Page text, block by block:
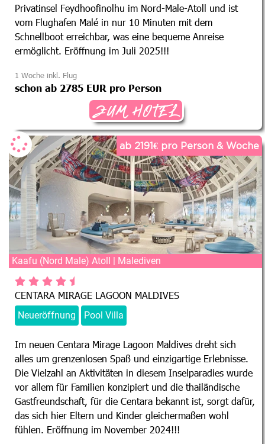
Privatinsel Feydhoofinolhu im Nord-Male-Atoll und ist
vom Flughafen Malé in nur 10 Minuten mit dem
Schnellboot erreichbar, was eine bequeme Anreise
ermöglicht. Eröffnung im Juli 2025!!!
1 Woche inkl. Flug
schon ab 2785 EUR pro Person
ZUM HOTEL
ab 2191€ pro Person & Woche
Kaafu (Nord Male) Atoll | Malediven
CENTARA MIRAGE LAGOON MALDIVES
Neueröffnung
Pool Villa
Im neuen Centara Mirage Lagoon Maldives dreht sich
alles um grenzenlosen Spaß und einzigartige Erlebnisse.
Die Vielzahl an Aktivitäten in diesem Inselparadies wurde
vor allem für Familien konzipiert und die thailändische
Gastfreundschaft, für die Centara bekannt ist, sorgt dafür,
das sich hier Eltern und Kinder gleichermaßen wohl
fühlen. Eröffnung im November 2024!!!